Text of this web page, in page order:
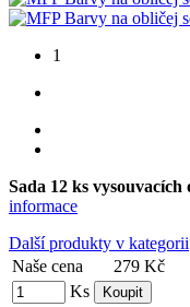
1
Sada 12 ks
informace
Další produkty v kategorii
Naše cena
279 Kč
Ks